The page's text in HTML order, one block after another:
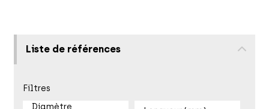
Liste de références
Filtres
Diamètre